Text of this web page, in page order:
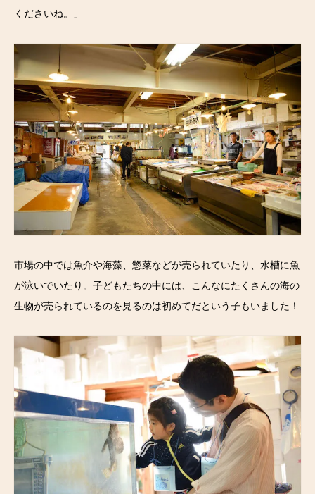
くださいね。」
市場の中では魚介や海藻、惣菜などが売られていたり、水槽に魚
が泳いでいたり。子どもたちの中には、こんなにたくさんの海の
生物が売られているのを見るのは初めてだという子もいました！